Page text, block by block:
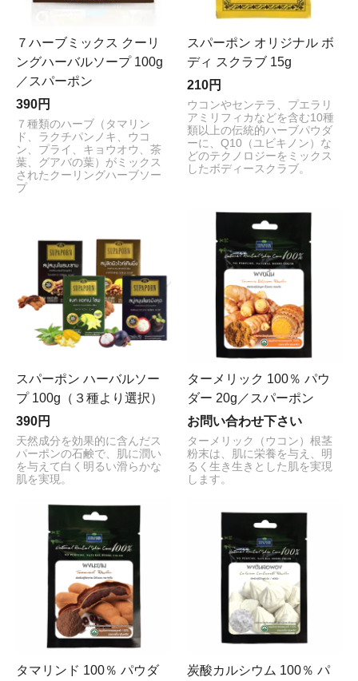
７ハーブミックス クーリ
ングハーバルソープ 100g
／スパーポン
390円
７種類のハーブ（タマリン
ド、ラクチパンノキ、ウコ
ン、プライ、キョウオウ、茶
葉、グアバの葉）がミックス
されたクーリングハーブソー
プ
スパーポン オリジナル ボ
ディ スクラブ 15g
210円
ウコンやセンテラ、プエラリ
アミリフィカなどを含む10種
類以上の伝統的ハーブパウダ
ーに、Q10（ユビキノン）な
どのテクノロジーをミックス
したボディースクラブ。
スパーポン ハーバルソー
プ 100g（３種より選択）
390円
天然成分を効果的に含んだス
パーポンの石鹸で、肌に潤い
を与えて白く明るい滑らかな
肌を実現。
ターメリック 100％ パウ
ダー 20g／スパーポン
お問い合わせ下さい
ターメリック（ウコン）根茎
粉末は、肌に栄養を与え、明
るく生き生きとした肌を実現
します。
タマリンド 100％ パウダ
炭酸カルシウム 100％ パ